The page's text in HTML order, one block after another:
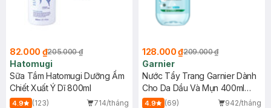
82.000 ₫205.000 ₫
Hatomugi
Sữa Tắm Hatomugi Dưỡng Ẩm
Chiết Xuất Ý Dĩ 800ml
4.9 (123)
714/tháng
128.000 ₫209.000 ₫
Garnier
Nước Tẩy Trang Garnier Dành
Cho Da Dầu Và Mụn 400ml
(Mới)
4.9 (69)
942/tháng